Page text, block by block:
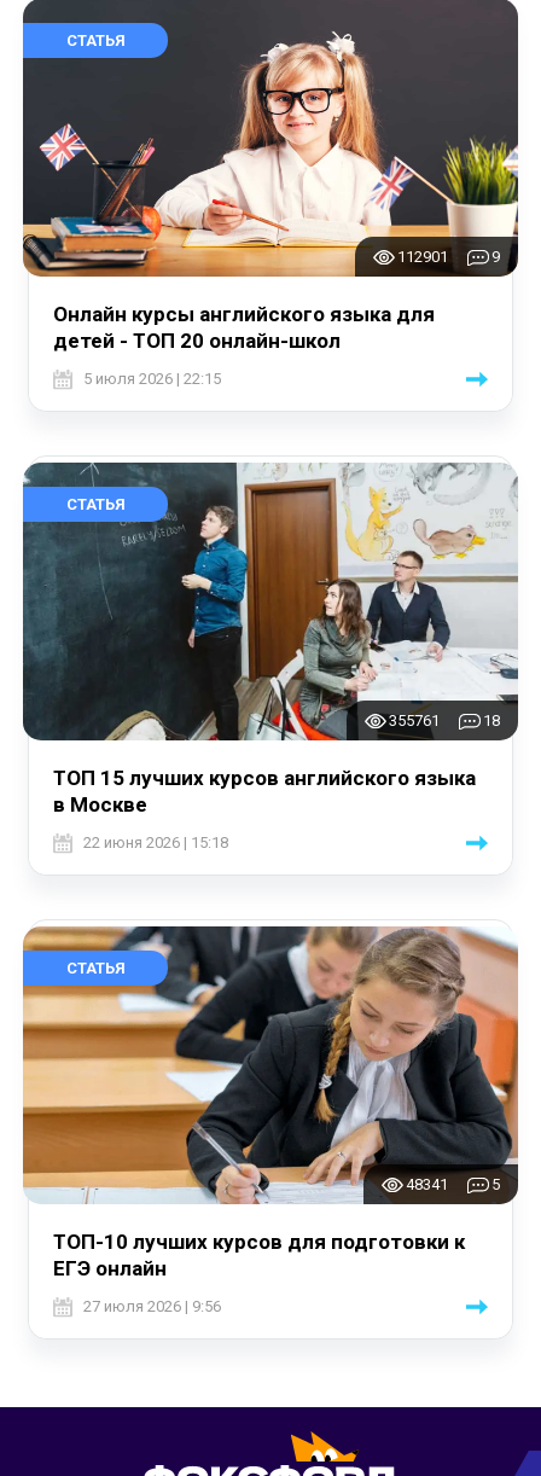
СТАТЬЯ
112901 9
Онлайн курсы английского языка для
детей - ТОП 20 онлайн-школ
5 июля 2026 | 22:15
СТАТЬЯ
355761 18
ТОП 15 лучших курсов английского языка
в Москве
22 июня 2026 | 15:18
СТАТЬЯ
48341 5
ТОП-10 лучших курсов для подготовки к
ЕГЭ онлайн
27 июля 2026 | 9:56